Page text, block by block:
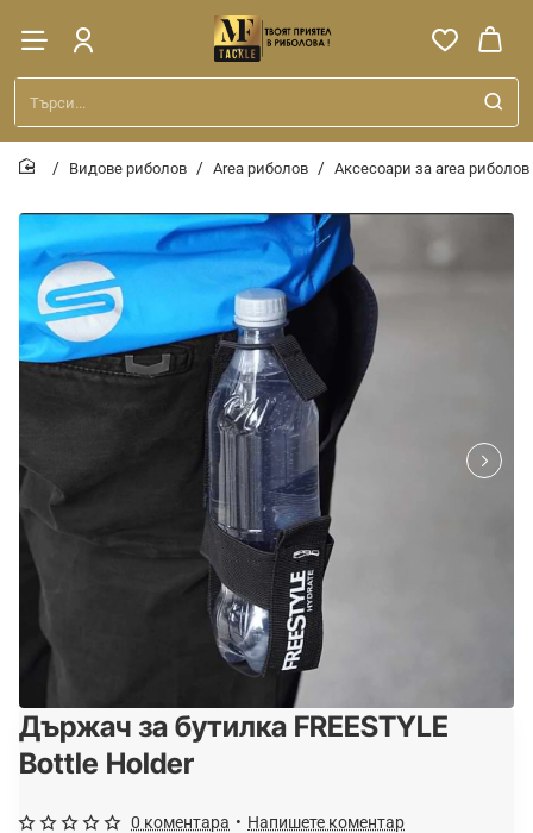
Търси...
Видове риболов Area риболов Аксесоари за area риболов
Държач за бутилка FREESTYLE
Bottle Holder
0 коментара • Напишете коментар